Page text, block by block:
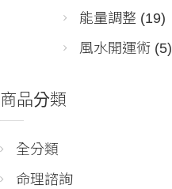
能量調整 (19)
風水開運術 (5)
商品分類
全分類
命理諮詢